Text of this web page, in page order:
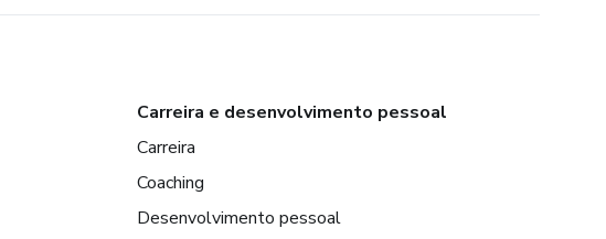
Carreira e desenvolvimento pessoal
Carreira
Coaching
Desenvolvimento pessoal